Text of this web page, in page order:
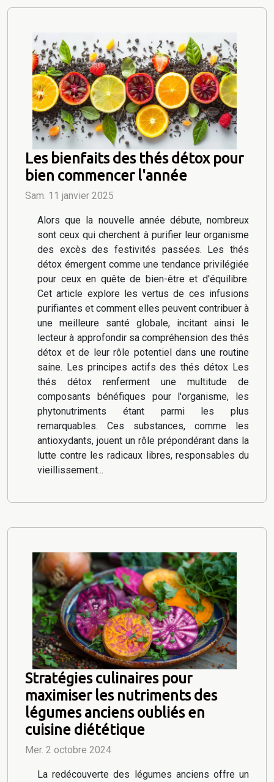
Les bienfaits des thés détox pour
bien commencer l'année
Sam. 11 janvier 2025
Alors que la nouvelle année débute, nombreux
sont ceux qui cherchent à purifier leur organisme
des excès des festivités passées. Les thés
détox émergent comme une tendance privilégiée
pour ceux en quête de bien-être et d'équilibre.
Cet article explore les vertus de ces infusions
purifiantes et comment elles peuvent contribuer à
une meilleure santé globale, incitant ainsi le
lecteur à approfondir sa compréhension des thés
détox et de leur rôle potentiel dans une routine
saine. Les principes actifs des thés détox Les
thés détox renferment une multitude de
composants bénéfiques pour l'organisme, les
phytonutriments étant parmi les plus
remarquables. Ces substances, comme les
antioxydants, jouent un rôle prépondérant dans la
lutte contre les radicaux libres, responsables du
vieillissement...
Stratégies culinaires pour
maximiser les nutriments des
légumes anciens oubliés en
cuisine diététique
Mer. 2 octobre 2024
La redécouverte des légumes anciens offre un